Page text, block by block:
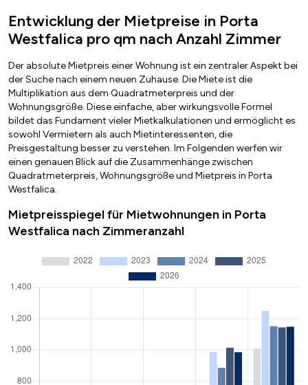
Entwicklung der Mietpreise in Porta
Westfalica pro qm nach Anzahl Zimmer
Der absolute Mietpreis einer Wohnung ist ein zentraler Aspekt bei
der Suche nach einem neuen Zuhause. Die Miete ist die
Multiplikation aus dem Quadratmeterpreis und der
Wohnungsgröße. Diese einfache, aber wirkungsvolle Formel
bildet das Fundament vieler Mietkalkulationen und ermöglicht es
sowohl Vermietern als auch Mietinteressenten, die
Preisgestaltung besser zu verstehen. Im Folgenden werfen wir
einen genauen Blick auf die Zusammenhänge zwischen
Quadratmeterpreis, Wohnungsgröße und Mietpreis in Porta
Westfalica.
Mietpreisspiegel für Mietwohnungen in Porta
Westfalica nach Zimmeranzahl